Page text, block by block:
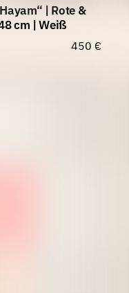
| Rote &
cm | Weiß
450 €